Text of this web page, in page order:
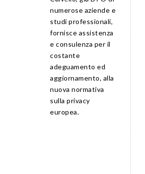
numerose aziende e
studi professionali,
fornisce assistenza
e consulenza per il
costante
adeguamento ed
aggiornamento, alla
nuova normativa
sulla privacy
europea.